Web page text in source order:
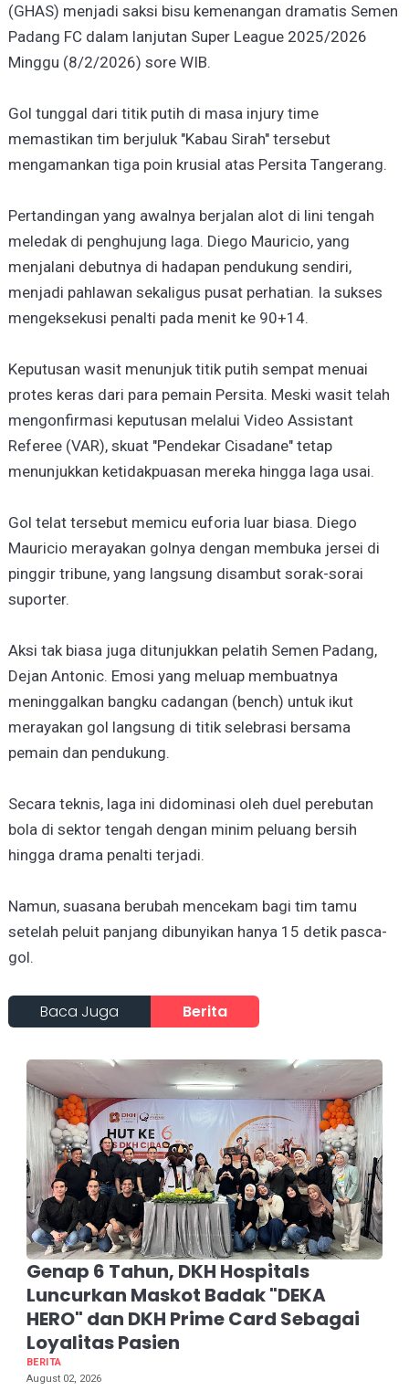
(GHAS) menjadi saksi bisu kemenangan dramatis Semen
Padang FC dalam lanjutan Super League 2025/2026
Minggu (8/2/2026) sore WIB.
Gol tunggal dari titik putih di masa injury time
memastikan tim berjuluk "Kabau Sirah" tersebut
mengamankan tiga poin krusial atas Persita Tangerang.
Pertandingan yang awalnya berjalan alot di lini tengah
meledak di penghujung laga. Diego Mauricio, yang
menjalani debutnya di hadapan pendukung sendiri,
menjadi pahlawan sekaligus pusat perhatian. Ia sukses
mengeksekusi penalti pada menit ke 90+14.
Keputusan wasit menunjuk titik putih sempat menuai
protes keras dari para pemain Persita. Meski wasit telah
mengonfirmasi keputusan melalui Video Assistant
Referee (VAR), skuat "Pendekar Cisadane" tetap
menunjukkan ketidakpuasan mereka hingga laga usai.
Gol telat tersebut memicu euforia luar biasa. Diego
Mauricio merayakan golnya dengan membuka jersei di
pinggir tribune, yang langsung disambut sorak-sorai
suporter.
Aksi tak biasa juga ditunjukkan pelatih Semen Padang,
Dejan Antonic. Emosi yang meluap membuatnya
meninggalkan bangku cadangan (bench) untuk ikut
merayakan gol langsung di titik selebrasi bersama
pemain dan pendukung.
Secara teknis, laga ini didominasi oleh duel perebutan
bola di sektor tengah dengan minim peluang bersih
hingga drama penalti terjadi.
Namun, suasana berubah mencekam bagi tim tamu
setelah peluit panjang dibunyikan hanya 15 detik pasca-
gol.
Baca Juga Berita
Genap 6 Tahun, DKH Hospitals
Luncurkan Maskot Badak "DEKA
HERO" dan DKH Prime Card Sebagai
Loyalitas Pasien
BERITA
August 02, 2026